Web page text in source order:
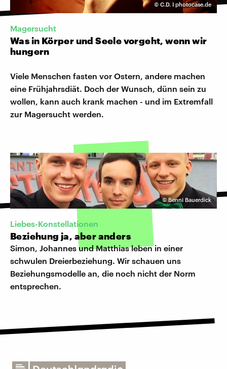
© C.D. I photocase.de
Magersucht
Was in Körper und Seele vorgeht, wenn wir
hungern
Viele Menschen fasten vor Ostern, andere machen
eine Frühjahrsdiät. Doch der Wunsch, dünn sein zu
wollen, kann auch krank machen - und im Extremfall
zur Magersucht werden.
© Benni Bauerdick
Liebes-Konstellationen
Beziehung ja, aber anders
Simon, Johannes und Matthias leben in einer
schwulen Dreierbeziehung. Wir schauen uns
Beziehungsmodelle an, die noch nicht der Norm
entsprechen.